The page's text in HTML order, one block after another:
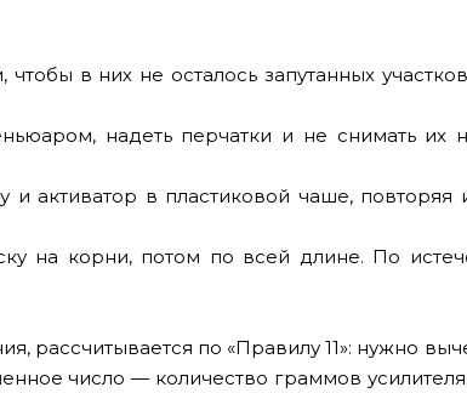
в них не осталось запутанных
надеть перчатки и не снимать их
активатор в пластиковой чаше, повторяя
на корни, потом по всей длине. По
рассчитывается по «Правилу 11»: нужно
число — количество граммов